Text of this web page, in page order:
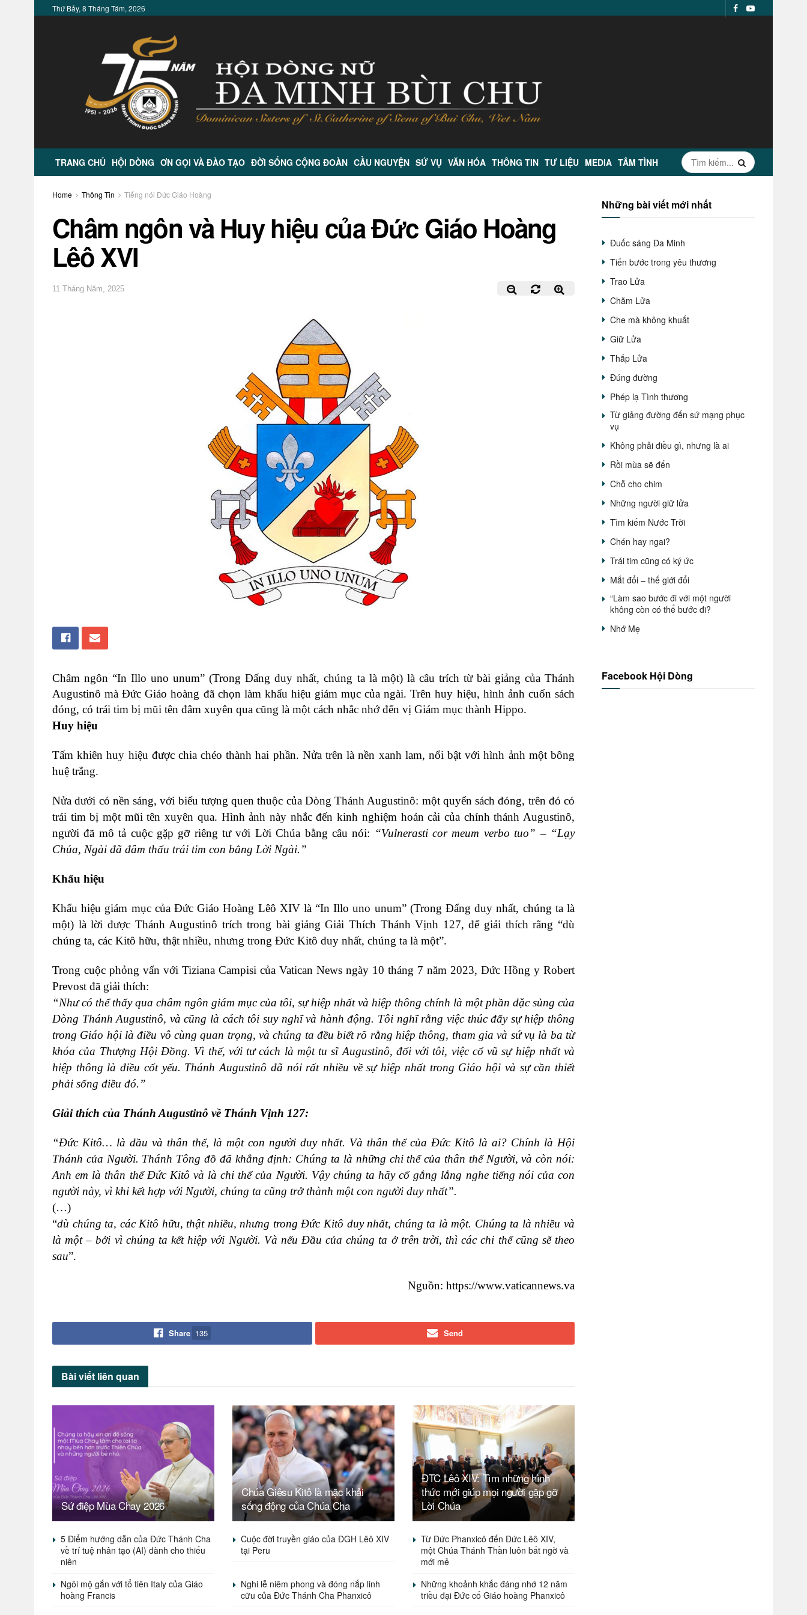
Thứ Bảy, 8 Tháng Tám, 2026
TRANG CHỦ HỘI DÒNG ƠN GỌI VÀ ĐÀO TẠO ĐỜI SỐNG CỘNG ĐOÀN CẦU NGUYỆN SỨ VỤ VĂN HÓA THÔNG TIN TƯ LIỆU MEDIA TÂM TÌNH
Home Thông Tin Tiếng nói Đức Giáo Hoàng
Châm ngôn và Huy hiệu của Đức Giáo Hoàng
Lêô XVI
11 Tháng Năm, 2025
Châm ngôn “In Illo uno unum” (Trong Đấng duy nhất, chúng ta là một) là câu trích từ bài giảng của Thánh
Augustinô mà Đức Giáo hoàng đã chọn làm khẩu hiệu giám mục của ngài. Trên huy hiệu, hình ảnh cuốn sách
đóng, có trái tim bị mũi tên đâm xuyên qua cũng là một cách nhắc nhớ đến vị Giám mục thành Hippo.
Huy hiệu
Tấm khiên huy hiệu được chia chéo thành hai phần. Nửa trên là nền xanh lam, nổi bật với hình ảnh một bông
huệ trắng.
Nửa dưới có nền sáng, với biểu tượng quen thuộc của Dòng Thánh Augustinô: một quyển sách đóng, trên đó có
trái tim bị một mũi tên xuyên qua. Hình ảnh này nhắc đến kinh nghiệm hoán cải của chính thánh Augustinô,
người đã mô tả cuộc gặp gỡ riêng tư với Lời Chúa bằng câu nói: “Vulnerasti cor meum verbo tuo” –“Lạy
Chúa, Ngài đã đâm thấu trái tim con bằng Lời Ngài.”
Khẩu hiệu
Khẩu hiệu giám mục của Đức Giáo Hoàng Lêô XIV là “In Illo uno unum” (Trong Đấng duy nhất, chúng ta là
một) là lời được Thánh Augustinô trích trong bài giảng Giải Thích Thánh Vịnh 127, để giải thích rằng “dù
chúng ta, các Kitô hữu, thật nhiều, nhưng trong Đức Kitô duy nhất, chúng ta là một”.
Trong cuộc phỏng vấn với Tiziana Campisi của Vatican News ngày 10 tháng 7 năm 2023, Đức Hồng y Robert
Prevost đã giải thích:
“Như có thể thấy qua châm ngôn giám mục của tôi, sự hiệp nhất và hiệp thông chính là một phần đặc sủng của
Dòng Thánh Augustinô, và cũng là cách tôi suy nghĩ và hành động. Tôi nghĩ rằng việc thúc đẩy sự hiệp thông
trong Giáo hội là điều vô cùng quan trọng, và chúng ta đều biết rõ rằng hiệp thông, tham gia và sứ vụ là ba từ
khóa của Thượng Hội Đồng. Vì thế, với tư cách là một tu sĩ Augustinô, đối với tôi, việc cổ vũ sự hiệp nhất và
hiệp thông là điều cốt yếu. Thánh Augustinô đã nói rất nhiều về sự hiệp nhất trong Giáo hội và sự cần thiết
phải sống điều đó.”
Giải thích của Thánh Augustinô về Thánh Vịnh 127:
“Đức Kitô… là đầu và thân thể, là một con người duy nhất. Và thân thể của Đức Kitô là ai? Chính là Hội
Thánh của Người. Thánh Tông đồ đã khẳng định: Chúng ta là những chi thể của thân thể Người, và còn nói:
Anh em là thân thể Đức Kitô và là chi thể của Người. Vậy chúng ta hãy cố gắng lắng nghe tiếng nói của con
người này, vì khi kết hợp với Người, chúng ta cũng trở thành một con người duy nhất”.
(…)
“dù chúng ta, các Kitô hữu, thật nhiều, nhưng trong Đức Kitô duy nhất, chúng ta là một. Chúng ta là nhiều và
là một – bởi vì chúng ta kết hiệp với Người. Và nếu Đầu của chúng ta ở trên trời, thì các chi thể cũng sẽ theo
sau”.
Nguồn: https://www.vaticannews.va
Share 135 Send
Bài viết liên quan
Sứ điệp Mùa Chay 2026
Chúa Giêsu Kitô là mặc khải
sống động của Chúa Cha
ĐTC Lêô XIV: Tìm những hình
thức mới giúp mọi người gặp gỡ
Lời Chúa
5 Điểm hướng dẫn của Đức Thánh Cha
về trí tuệ nhân tạo (AI) dành cho thiếu
niên
Cuộc đời truyền giáo của ĐGH Lêô XIV
tại Peru
Từ Đức Phanxicô đến Đức Lêô XIV,
một Chúa Thánh Thần luôn bất ngờ và
mới mẻ
Ngôi mộ gắn với tổ tiên Italy của Giáo
hoàng Francis
Nghi lễ niêm phong và đóng nắp linh
cữu của Đức Thánh Cha Phanxicô
Những khoảnh khắc đáng nhớ 12 năm
triều đại Đức cố Giáo hoàng Phanxicô
Những bài viết mới nhất
Đuốc sáng Đa Minh
Tiến bước trong yêu thương
Trao Lửa
Chăm Lửa
Che mà không khuất
Giữ Lửa
Thắp Lửa
Đúng đường
Phép lạ Tình thương
Từ giảng đường đến sứ mạng phục
vụ
Không phải điều gì, nhưng là ai
Rồi mùa sẽ đến
Chỗ cho chim
Những người giữ lửa
Tìm kiếm Nước Trời
Chén hay ngai?
Trái tim cũng có ký ức
Mắt đổi – thế giới đổi
“Làm sao bước đi với một người
không còn có thể bước đi?
Nhớ Mẹ
Facebook Hội Dòng